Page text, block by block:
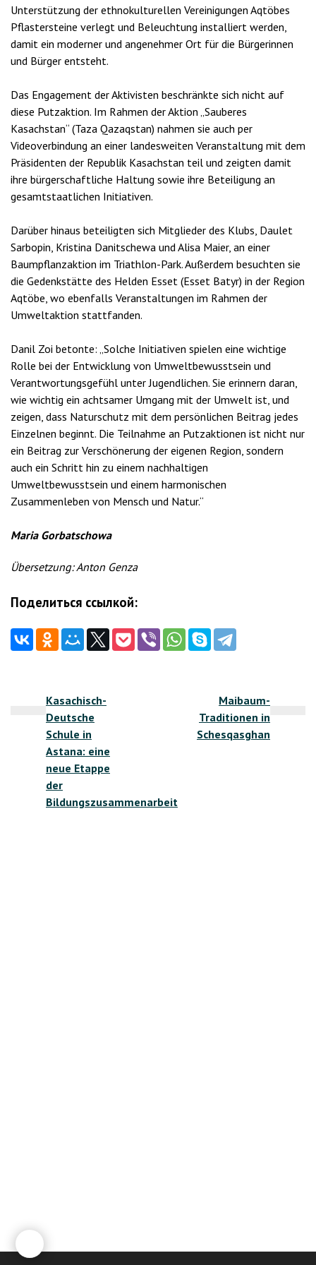
Unterstützung der ethnokulturellen Vereinigungen Aqtöbes
Pflastersteine verlegt und Beleuchtung installiert werden,
damit ein moderner und angenehmer Ort für die Bürgerinnen
und Bürger entsteht.
Das Engagement der Aktivisten beschränkte sich nicht auf
diese Putzaktion. Im Rahmen der Aktion „Sauberes
Kasachstan“ (Taza Qazaqstan) nahmen sie auch per
Videoverbindung an einer landesweiten Veranstaltung mit dem
Präsidenten der Republik Kasachstan teil und zeigten damit
ihre bürgerschaftliche Haltung sowie ihre Beteiligung an
gesamtstaatlichen Initiativen.
Darüber hinaus beteiligten sich Mitglieder des Klubs, Daulet
Sarbopin, Kristina Danitschewa und Alisa Maier, an einer
Baumpflanzaktion im Triathlon-Park. Außerdem besuchten sie
die Gedenkstätte des Helden Esset (Esset Batyr) in der Region
Aqtöbe, wo ebenfalls Veranstaltungen im Rahmen der
Umweltaktion stattfanden.
Danil Zoi betonte: „Solche Initiativen spielen eine wichtige
Rolle bei der Entwicklung von Umweltbewusstsein und
Verantwortungsgefühl unter Jugendlichen. Sie erinnern daran,
wie wichtig ein achtsamer Umgang mit der Umwelt ist, und
zeigen, dass Naturschutz mit dem persönlichen Beitrag jedes
Einzelnen beginnt. Die Teilnahme an Putzaktionen ist nicht nur
ein Beitrag zur Verschönerung der eigenen Region, sondern
auch ein Schritt hin zu einem nachhaltigen
Umweltbewusstsein und einem harmonischen
Zusammenleben von Mensch und Natur.“
Maria Gorbatschowa
Übersetzung: Anton Genza
Поделиться ссылкой:
Kasachisch-
Deutsche
Schule in
Astana: eine
neue Etappe
der
Bildungszusammenarbeit
Maibaum-
Traditionen in
Schesqasghan